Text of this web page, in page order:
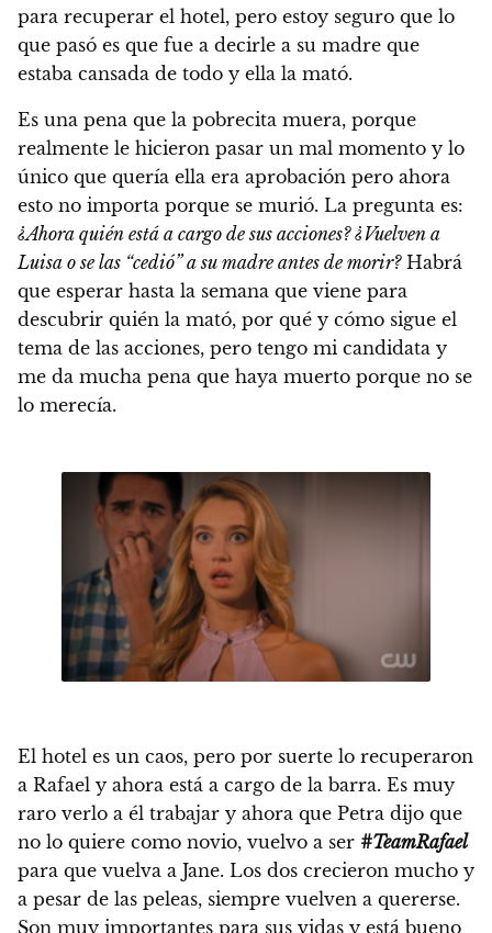
para recuperar el hotel, pero estoy seguro que lo
que pasó es que fue a decirle a su madre que
estaba cansada de todo y ella la mató.
Es una pena que la pobrecita muera, porque
realmente le hicieron pasar un mal momento y lo
único que quería ella era aprobación pero ahora
esto no importa porque se murió. La pregunta es:
¿Ahora quién está a cargo de sus acciones? ¿Vuelven a
Luisa o se las “cedió” a su madre antes de morir? Habrá
que esperar hasta la semana que viene para
descubrir quién la mató, por qué y cómo sigue el
tema de las acciones, pero tengo mi candidata y
me da mucha pena que haya muerto porque no se
lo merecía.
El hotel es un caos, pero por suerte lo recuperaron
a Rafael y ahora está a cargo de la barra. Es muy
raro verlo a él trabajar y ahora que Petra dijo que
no lo quiere como novio, vuelvo a ser #TeamRafael
para que vuelva a Jane. Los dos crecieron mucho y
a pesar de las peleas, siempre vuelven a quererse.
Son muy importantes para sus vidas y está bueno